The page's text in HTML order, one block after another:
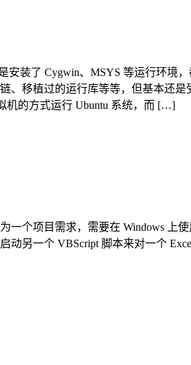
安装了 Cygwin、MSYS 等运行环境
移植过的运行库等等，但基本还是
机的方式运行 Ubuntu 系统，而 […]
一个项目需求，需要在 Windows 上
另一个 VBScript 脚本来对一个